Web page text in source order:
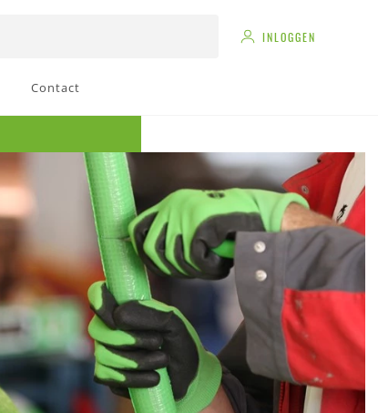
Contact
INLOGGEN